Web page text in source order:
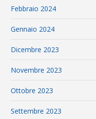
Febbraio 2024
Gennaio 2024
Dicembre 2023
Novembre 2023
Ottobre 2023
Settembre 2023